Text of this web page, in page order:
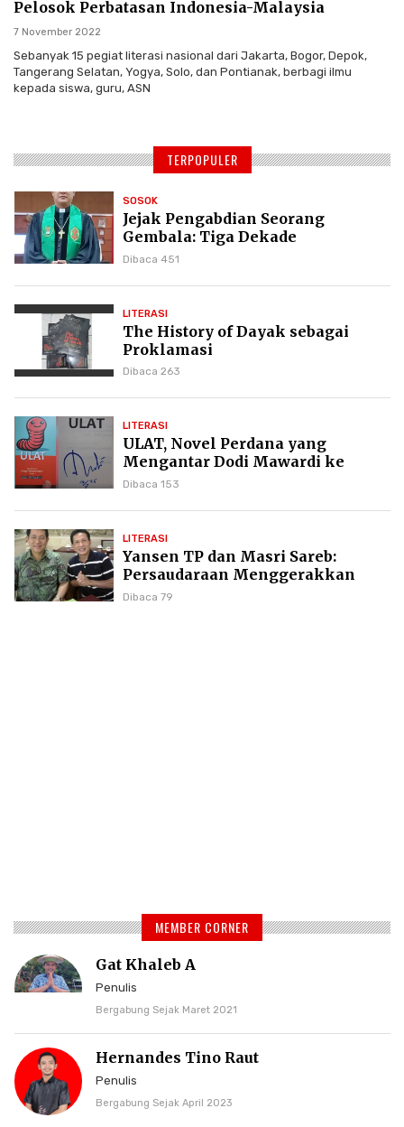
Pelosok Perbatasan Indonesia-Malaysia
7 November 2022
Sebanyak 15 pegiat literasi nasional dari Jakarta, Bogor, Depok,
Tangerang Selatan, Yogya, Solo, dan Pontianak, berbagi ilmu
kepada siswa, guru, ASN
TERPOPULER
SOSOK
Jejak Pengabdian Seorang
Gembala: Tiga Dekade
Kepemimpinan Pdt. Dr. Yulius
Dibaca 451
LITERASI
The History of Dayak sebagai
Proklamasi
Dibaca 263
LITERASI
ULAT, Novel Perdana yang
Mengantar Dodi Mawardi ke
Puncak Karier Kepenulisan
Dibaca 153
LITERASI
Yansen TP dan Masri Sareb:
Persaudaraan Menggerakkan
Literasi Borneo
Dibaca 79
MEMBER CORNER
Gat Khaleb A
Penulis
Bergabung Sejak Maret 2021
Hernandes Tino Raut
Penulis
Bergabung Sejak April 2023